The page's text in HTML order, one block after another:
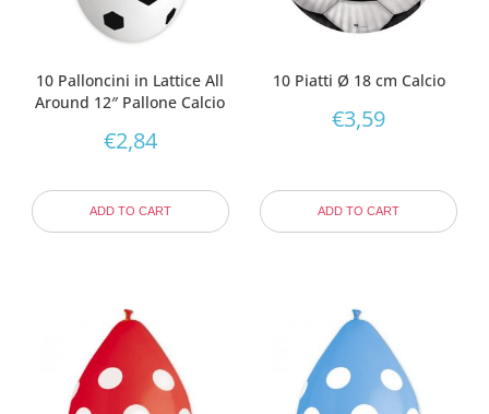
10 Palloncini in Lattice All
Around 12″ Pallone Calcio
€2,84
ADD TO CART
10 Piatti Ø 18 cm Calcio
€3,59
ADD TO CART